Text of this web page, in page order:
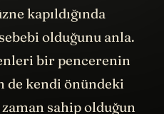
kapıldığında
olduğunu anla.
bir pencerenin
de kendi önündeki